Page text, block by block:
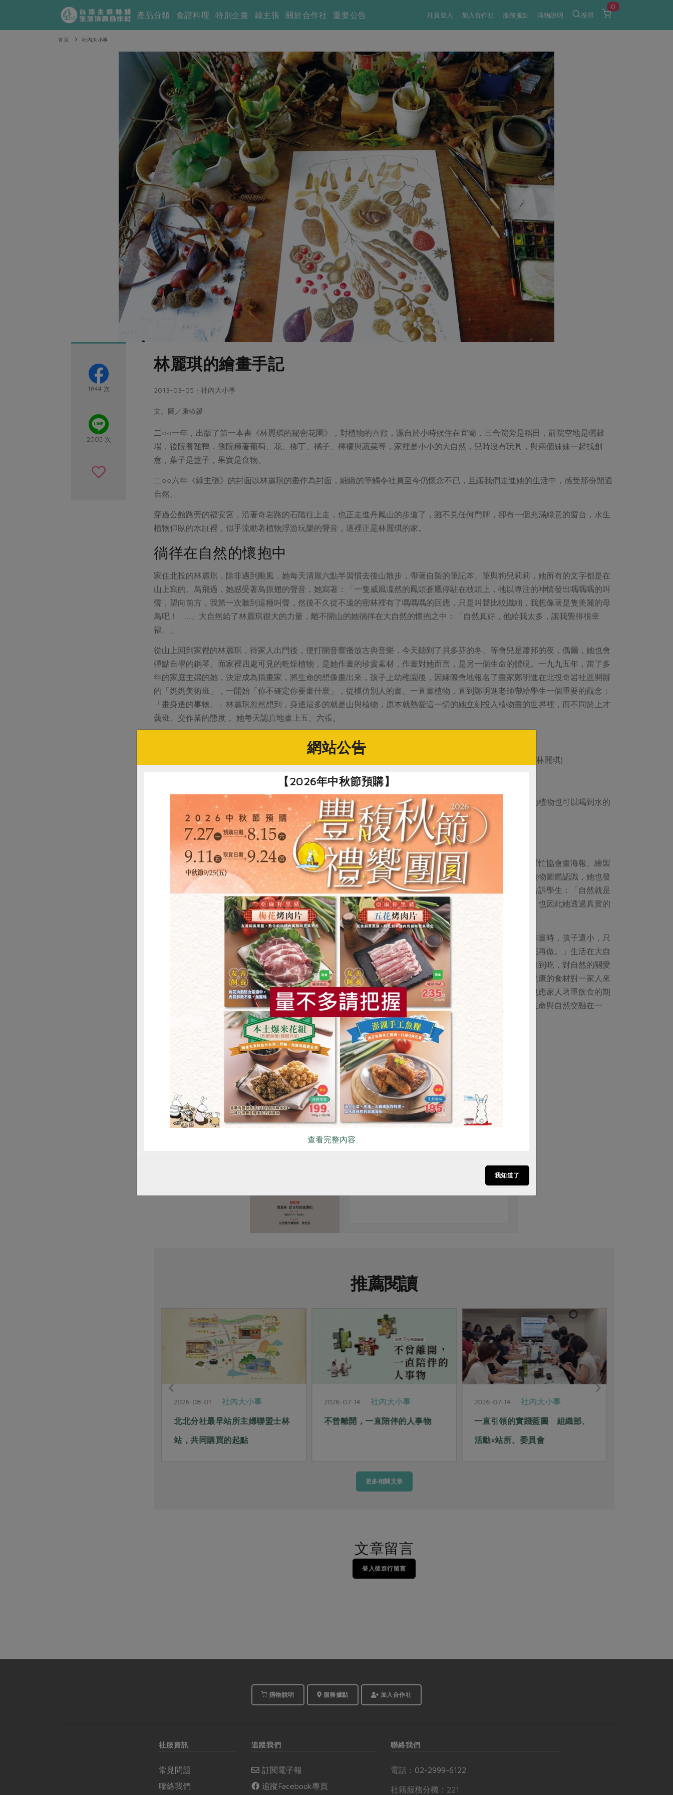
社員登入 加入合作社 服務據點 購物說明 搜尋
0
產品分類 食譜料理 特別企畫 綠主張 關於合作社 重要公告
首頁 社內大小事
1844 次
2005 次
林麗琪的繪畫手記
2013-03-05・社內大小事
文。圖／康椒媛
二○○一年，出版了第一本書《林麗琪的秘密花園》，對植物的喜歡，源自於小時候住在宜蘭，三合院旁是稻田，前院空地是曬穀
場，後院養雞鴨，側院種著葡萄、花、柳丁、橘子、檸檬與蔬菜等，家裡是小小的大自然，兒時沒有玩具，與兩個妹妹一起找創
意，葉子是盤子，果實是食物。
二○○六年《綠主張》的封面以林麗琪的畫作為封面，細緻的筆觸令社員至今仍懷念不已，且讓我們走進她的生活中，感受那份閒適
自然。
穿過公館路旁的福安宮，沿著奇岩路的石階往上走，也正走進丹鳳山的步道了，雖不見任何門牌，卻有一個充滿綠意的窗台，水生
植物仰臥的水缸裡，似乎流動著植物浮游玩樂的聲音，這裡正是林麗琪的家。
徜徉在自然的懷抱中
家住北投的林麗琪，除非遇到颱風，她每天清晨六點半習慣去後山散步，帶著自製的筆記本、筆與狗兒莉莉，她所有的文字都是在
山上寫的。鳥飛過，她感受著鳥振翅的聲音，她寫著：「一隻威風凜然的鳳頭蒼鷹停駐在枝頭上，牠以專注的神情發出喁喁喁的叫
聲，望向前方，我第一次聽到這種叫聲，然後不久從不遠的密林裡有了喁喁喁的回應，只是叫聲比較纖細，我想像著是隻美麗的母
鳥吧！……」大自然給了林麗琪很大的力量，離不開山的她徜徉在大自然的懷抱之中：「自然真好，他給我太多，讓我覺得很幸
福。」
從山上回到家裡的林麗琪，待家人出門後，便打開音響播放古典音樂，今天聽到了貝多芬的冬、等會兒是蕭邦的夜，偶爾，她也會
彈點自學的鋼琴。而家裡四處可見的乾燥植物，是她作畫的珍貴素材，作畫對她而言，是另一個生命的體現。一九九五年，當了多
年的家庭主婦的她，決定成為插畫家，將生命的想像畫出來，孩子上幼稚園後，因緣際會地報名了畫家鄭明進在北投奇岩社區開辦
的「媽媽美術班」，一開始「你不確定你要畫什麼」，從模仿別人的畫、一直畫植物，直到鄭明進老師帶給學生一個重要的觀念：
「畫身邊的事物。」林麗琪忽然想到，身邊最多的就是山與植物，原本就熱愛這一切的她立刻投入植物畫的世界裡，而不同於上才
藝班、交作業的態度， 她每天認真地畫上五、六張。
林麗琪出門一定帶著筆記本與筆，而繪製綠色生活地圖所需要的比例，就是用腳走路，一步步算出來的。(圖/林麗琪)
門外的窗台有許多植物自然地生長，土壤裡有許多微生物幫忙鬆好土；也透過垂直澆灌，從上面澆水，下面的植物也可以喝到水的
方式善用資源。
生命與自然交融在一起
另一方面，初到台北的她渴望認識更多的人，則是她與奇岩社區發展協會交會的開始。一九九三年開始，她幫忙協會畫海報、繪製
綠色生活地圖，因而更為熟悉當地，學畫之前林麗琪常常帶著孩子去爬後山，孩子玩耍的時候林麗琪就捧著植物圖鑑認識，她也發
現孩子在山裡玩樹枝，都不會吵架，玩到不想回家，也因此有更多的時間學習與感受。她後來開始教畫，常告訴學生：「自然就是
我們的老師，他很明確地告訴你，他是什麼樣子、什麼顏色，所以就必須磨鍊觀察。」觀察中就會發現更多，也因此她透過真實的
生命素材，觀察著生命的變化，而不斷地去感受其中，有了感情，就會想畫。
林麗琪溫柔認真地說：「我一直覺得要做自己有興趣的事。」她最有興趣的，還是在家裡靜靜的畫畫。開始作畫時，孩子還小，只
要一有時間就趕快坐下畫圖，而自然光下的光影最為明顯，因此她非常珍惜白天的時光，「任何家事都等畫完再做。」生活在大自
然裡的她，也將家人們帶進這個懷抱裡。孩子在上學的過程中，發現昆蟲就帶回來，放在她的畫桌上，而從畫到吃，對自然的關愛
也讓一家人重視飲食的品質與意義，她熱衷於作畫時，經常是家人回來時順道至班或站所買菜回來，安心與健康的食材對一家人來
說是如此自然而然，班與站所如同另一個大自然，將生命所需扣合一起，也讓人在自然裡更為完整與和諧。也應家人著重飲食的期
望，有了《媽媽的廚房菜》這本食譜圖書，她說：「有家人分享參與生活的點滴，才會讓創作有了劇情。」生命與自然交融在一
起，這本書讓她有了回到人間的感覺。
林麗琪學生時代的教科書裡滿滿都是塗鴉，她說不只為興趣學習而已，她有一個明確的想法是成為插畫家。
原刊登於《綠主張》月刊2013年3月114期。
推薦閱讀
2026-08-01 社內大小事
北北分社最早站所主婦聯盟士林
站，共同購買的起點
2026-07-14 社內大小事
不曾離開，一直陪伴的人事物
2026-07-14 社內大小事
一直引領的實踐藍圖 組織部、
活動×站所、委員會
更多相關文章
文章留言
登入後進行留言
購物說明 服務據點 加入合作社
社服資訊
常見問題
聯絡我們
追蹤我們
訂閱電子報
追蹤Facebook專頁
聯絡我們
電話： 02-2999-6122
社籍服務分機：221
惜食 RPET 食譜 減硝酸鹽 雞蛋 食安 共同購買
網站公告
【2026年中秋節預購】
查看完整內容..
我知道了